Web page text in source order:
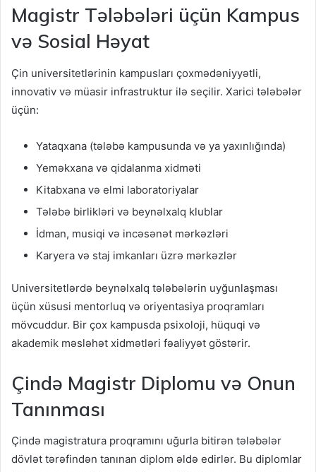
Magistr Tələbələri üçün Kampus
və Sosial Həyat
Çin universitetlərinin kampusları çoxmədəniyyətli,
innovativ və müasir infrastruktur ilə seçilir. Xarici tələbələr
üçün:
Yataqxana (tələbə kampusunda və ya yaxınlığında)
Yeməkxana və qidalanma xidməti
Kitabxana və elmi laboratoriyalar
Tələbə birlikləri və beynəlxalq klublar
İdman, musiqi və incəsənət mərkəzləri
Karyera və staj imkanları üzrə mərkəzlər
Universitetlərdə beynəlxalq tələbələrin uyğunlaşması
üçün xüsusi mentorluq və oriyentasiya proqramları
mövcuddur. Bir çox kampusda psixoloji, hüquqi və
akademik məsləhət xidmətləri fəaliyyət göstərir.
Çində Magistr Diplomu və Onun
Tanınması
Çində magistratura proqramını uğurla bitirən tələbələr
dövlət tərəfindən tanınan diplom əldə edirlər. Bu diplomlar